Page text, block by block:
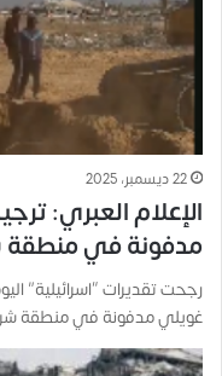
22 ديسمبر، 2025
الإعلام العبري:
مدفونة في منطقة
غويلي مدفونة في منطقة